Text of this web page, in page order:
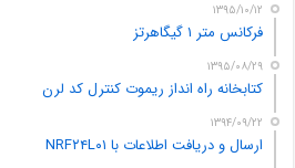
۱۳۹۵/۱۰/۱۲
فرکانس متر ۱ گیگاهرتز
۱۳۹۵/۰۸/۲۹
کتابخانه راه انداز ریموت کنترل کد لرن
۱۳۹۴/۰۹/۲۲
ارسال و دریافت اطلاعات با NRF۲۴L۰۱